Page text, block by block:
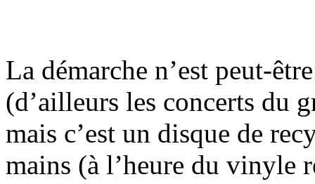
La démarche n’est peut-
(d’ailleurs les concerts du
mais c’est un disque de
mains (à l’heure du vinyle